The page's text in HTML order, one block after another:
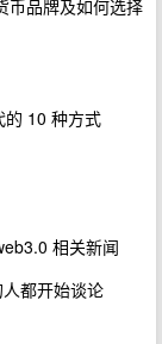
币品牌及如何选择
的 10 种方式
相关新闻
都开始谈论